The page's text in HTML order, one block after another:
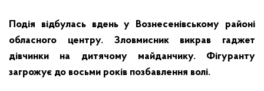
Подія відбулась вдень у Вознесенівському районі
обласного центру. Зловмисник викрав гаджет
дівчинки на дитячому майданчику. Фігуранту
загрожує до восьми років позбавлення волі.